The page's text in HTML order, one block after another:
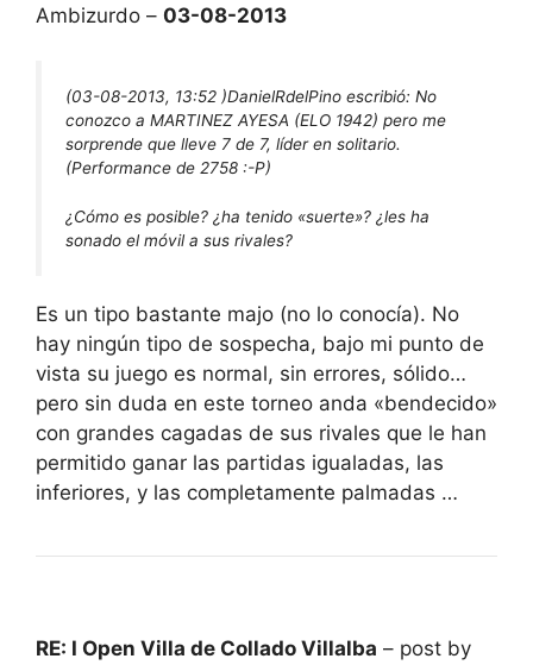
Ambizurdo – 03-08-2013
(03-08-2013, 13:52 )DanielRdelPino escribió: No
conozco a MARTINEZ AYESA (ELO 1942) pero me
sorprende que lleve 7 de 7, líder en solitario.
(Performance de 2758 :-P)
¿Cómo es posible? ¿ha tenido «suerte»? ¿les ha
sonado el móvil a sus rivales?
Es un tipo bastante majo (no lo conocía). No
hay ningún tipo de sospecha, bajo mi punto de
vista su juego es normal, sin errores, sólido…
pero sin duda en este torneo anda «bendecido»
con grandes cagadas de sus rivales que le han
permitido ganar las partidas igualadas, las
inferiores, y las completamente palmadas …
RE: I Open Villa de Collado Villalba – post by